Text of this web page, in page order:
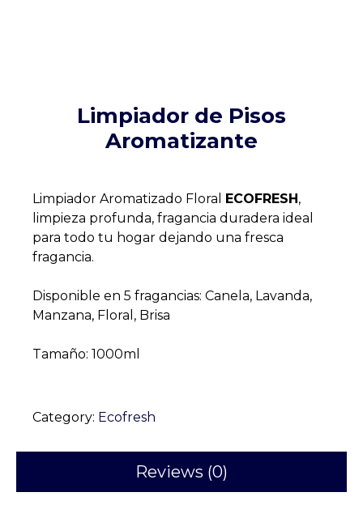
Limpiador de Pisos
Aromatizante
Limpiador Aromatizado Floral ECOFRESH,
limpieza profunda, fragancia duradera ideal
para todo tu hogar dejando una fresca
fragancia.
Disponible en 5 fragancias: Canela, Lavanda,
Manzana, Floral, Brisa
Tamaño: 1000ml
Category: Ecofresh
Reviews (0)